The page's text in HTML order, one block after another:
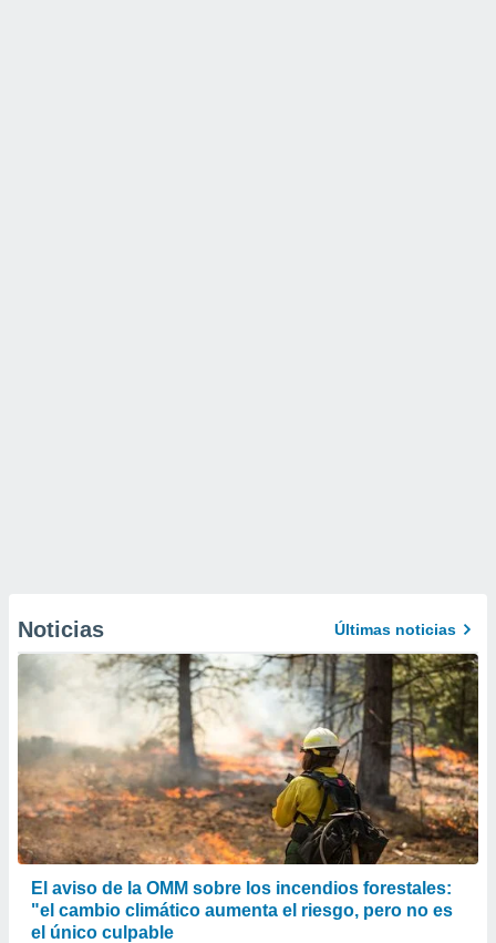
Noticias Últimas noticias
El aviso de la OMM sobre los incendios forestales:
"el cambio climático aumenta el riesgo, pero no es
el único culpable